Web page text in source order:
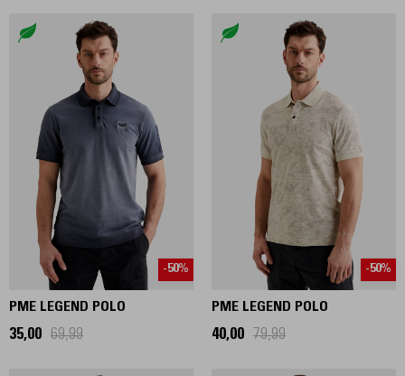
-50%
PME LEGEND POLO
35,00 69,99
-50%
PME LEGEND POLO
40,00 79,99